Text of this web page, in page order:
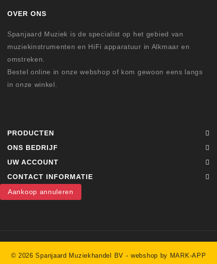
OVER ONS
Spanjaard Muziek is de specialist op het gebied van
muziekinstrumenten en HiFi apparatuur in Alkmaar en
omstreken.
Bestel online in onze webshop of kom gewoon eens langs
in onze winkel.
PRODUCTEN
ONS BEDRIJF
UW ACCOUNT
CONTACT INFORMATIE
Aankoop annuleren
© 2026 Spanjaard Muziekhandel BV -webshop by MARK-APP